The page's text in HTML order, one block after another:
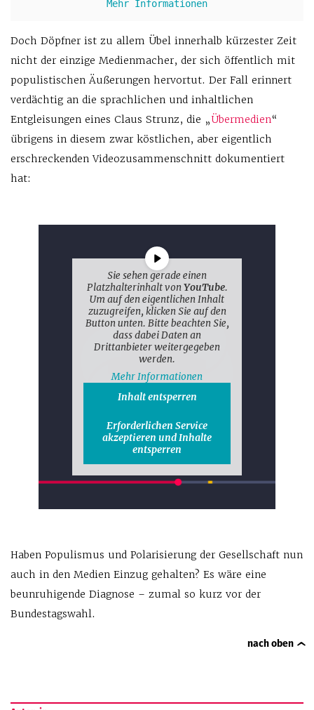
Mehr Informationen
Doch Döpfner ist zu allem Übel innerhalb kürzester Zeit
nicht der einzige Medienmacher, der sich öffentlich mit
populistischen Äußerungen hervortut. Der Fall erinnert
verdächtig an die sprachlichen und inhaltlichen
Entgleisungen eines Claus Strunz, die „Übermedien“
übrigens in diesem zwar köstlichen, aber eigentlich
erschreckenden Videozusammenschnitt dokumentiert
hat:
Sie sehen gerade einen
Platzhalterinhalt vonYouTube.
Um auf den eigentlichen Inhalt
zuzugreifen, klicken Sie auf den
Button unten. Bitte beachten Sie,
dass dabei Daten an
Drittanbieter weitergegeben
werden.
Mehr Informationen
Inhalt entsperren
Erforderlichen Service
akzeptieren und Inhalte
entsperren
Haben Populismus und Polarisierung der Gesellschaft nun
auch in den Medien Einzug gehalten? Es wäre eine
beunruhigende Diagnose – zumal so kurz vor der
Bundestagswahl.
nach oben